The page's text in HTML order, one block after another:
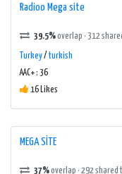
Radioo Mega site
39.5%overlap · 312
Turkey/ turkish
AAC+ : 36
16 Likes
MEGA SİTE
37%overlap · 292 shared